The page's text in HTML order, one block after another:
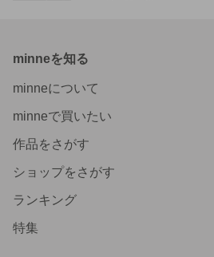
minneを知る
minneについて
minneで買いたい
作品をさがす
ショップをさがす
ランキング
特集